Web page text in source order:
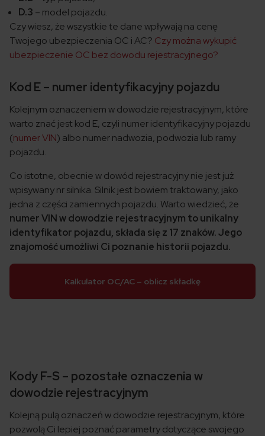
D.3 – model pojazdu.
Czy wiesz, że wszystkie te dane wpływają na cenę
Twojego ubezpieczenia OC i AC? Czy można wykupić
ubezpieczenie OC bez dowodu rejestracyjnego?
Kod E – numer identyfikacyjny pojazdu
Kolejnym oznaczeniem w dowodzie rejestracyjnym, które
warto znać jest kod E, czyli numer identyfikacyjny pojazdu
(numer VIN) albo numer nadwozia, podwozia lub ramy
pojazdu.
Co istotne, obecnie w dowód rejestracyjny nie jest już
wpisywany nr silnika. Silnik jest bowiem traktowany, jako
jedna z części zamiennych pojazdu. Warto wiedzieć, że
numer VIN w dowodzie rejestracyjnym to unikalny
identyfikator pojazdu, składa się z 17 znaków. Jego
znajomość umożliwi Ci poznanie historii pojazdu.
Kalkulator OC/AC – oblicz składkę
Kody F-S – pozostałe oznaczenia w
dowodzie rejestracyjnym
Kolejną pulą oznaczeń w dowodzie rejestracyjnym, które
pozwolą Ci lepiej poznać parametry dotyczące swojego